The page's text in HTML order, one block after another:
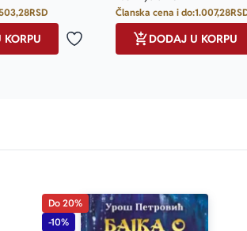
RSD
Dodaj u omiljene
Članska cena i do:1.007,28
DODAJ U KORPU
Do 20%
-10%